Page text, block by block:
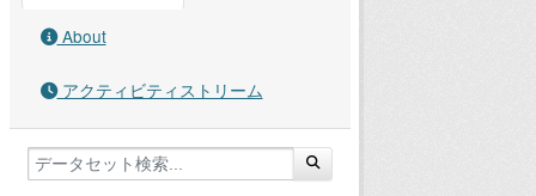
About
アクティビティストリーム